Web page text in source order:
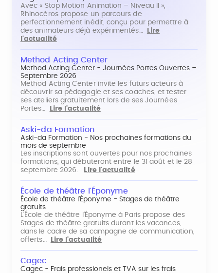
Avec « Stop Motion Animation – Niveau II »,
Rhinocéros propose un parcours de
perfectionnement inédit, conçu pour permettre à
des animateurs déjà expérimentés…
Lire
l'actualité
Method Acting Center
Method Acting Center - Journées Portes Ouvertes –
Septembre 2026
Method Acting Center invite les futurs acteurs à
découvrir sa pédagogie et ses coaches, et tester
ses ateliers gratuitement lors de ses Journées
Portes…
Lire l'actualité
Aski-da Formation
Aski-da Formation - Nos prochaines formations du
mois de septembre
Les inscriptions sont ouvertes pour nos prochaines
formations, qui débuteront entre le 31 août et le 28
septembre 2026.
Lire l'actualité
École de théâtre l'Éponyme
École de théâtre l'Éponyme - Stages de théâtre
gratuits
L'École de théâtre l'Éponyme à Paris propose des
Stages de théâtre gratuits durant les vacances,
dans le cadre de sa campagne de communication,
offerts…
Lire l'actualité
Cagec
Cagec - Frais professionels et TVA sur les frais